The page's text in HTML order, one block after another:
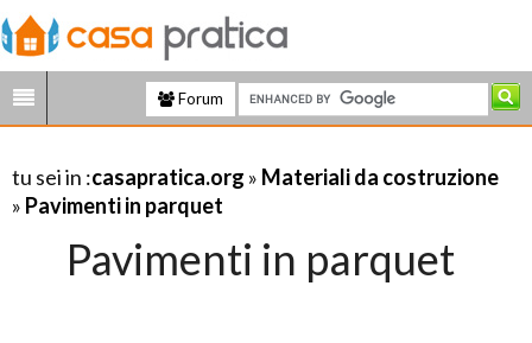
Forum
tu sei in :casapratica.org » Materiali da costruzione
» Pavimenti in parquet
Pavimenti in parquet